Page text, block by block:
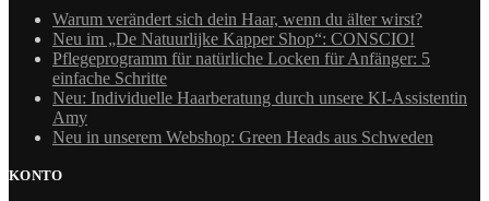
Warum verändert sich dein Haar, wenn du älter wirst?
Neu im „De Natuurlijke Kapper Shop“: CONSCIO!
Pflegeprogramm für natürliche Locken für Anfänger: 5
einfache Schritte
Neu: Individuelle Haarberatung durch unsere KI-Assistentin
Amy
Neu in unserem Webshop: Green Heads aus Schweden
KONTO